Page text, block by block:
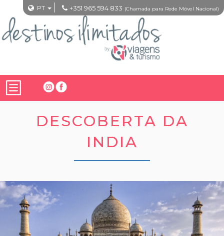
PT +351 965 594 833 (Chamada para Rede Móvel Nacional)
DESCOBERTA DA
INDIA